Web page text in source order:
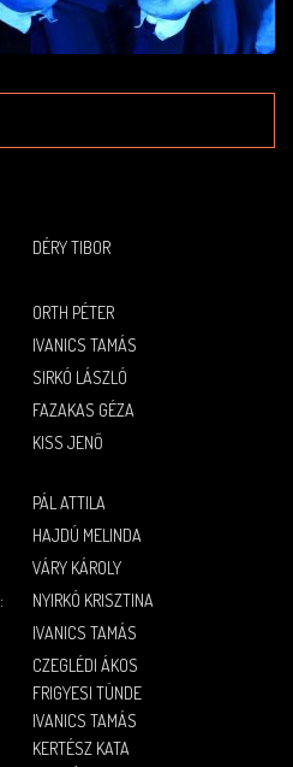
DÉRY TIBOR
ORTH PÉTER
IVANICS TAMÁS
SIRKÓ LÁSZLÓ
FAZAKAS GÉZA
KISS JENŐ
PÁL ATTILA
HAJDÚ MELINDA
VÁRY KÁROLY
NYIRKÓ KRISZTINA
IVANICS TAMÁS
CZEGLÉDI ÁKOS
FRIGYESI TÜNDE
IVANICS TAMÁS
KERTÉSZ KATA